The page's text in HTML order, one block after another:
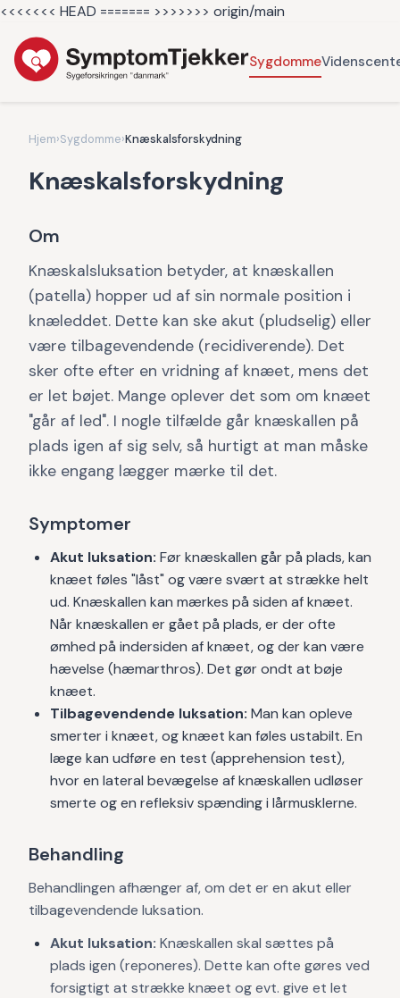
<<<<<<< HEAD ======= >>>>>>> origin/main
Sygdomme
Hjem›Sygdomme›Knæskalsforskydning
Knæskalsforskydning
Om
Knæskalsluksation betyder, at knæskallen
(patella) hopper ud af sin normale position i
knæleddet. Dette kan ske akut (pludselig) eller
være tilbagevendende (recidiverende). Det
sker ofte efter en vridning af knæet, mens det
er let bøjet. Mange oplever det som om knæet
"går af led". I nogle tilfælde går knæskallen på
plads igen af sig selv, så hurtigt at man måske
ikke engang lægger mærke til det.
Symptomer
Akut luksation: Før knæskallen går på plads, kan
knæet føles "låst" og være svært at strække helt
ud. Knæskallen kan mærkes på siden af knæet.
Når knæskallen er gået på plads, er der ofte
ømhed på indersiden af knæet, og der kan være
hævelse (hæmarthros). Det gør ondt at bøje
knæet.
Tilbagevendende luksation: Man kan opleve
smerter i knæet, og knæet kan føles ustabilt. En
læge kan udføre en test (apprehension test),
hvor en lateral bevægelse af knæskallen udløser
smerte og en refleksiv spænding i lårmusklerne.
Behandling
Behandlingen afhænger af, om det er en akut eller
tilbagevendende luksation.
Akut luksation: Knæskallen skal sættes på
plads igen (reponeres). Dette kan ofte gøres ved
forsigtigt at strække knæet og evt. give et let